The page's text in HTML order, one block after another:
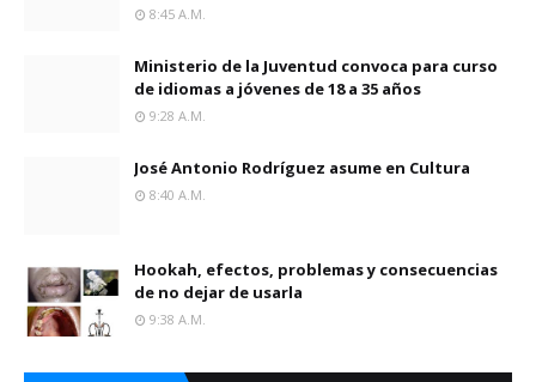
8:45 A.m.
Ministerio de la Juventud convoca para curso
de idiomas a jóvenes de 18 a 35 años
9:28 A.m.
José Antonio Rodríguez asume en Cultura
8:40 A.m.
Hookah, efectos, problemas y consecuencias
de no dejar de usarla
9:38 A.m.